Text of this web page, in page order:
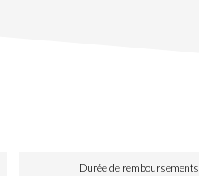
Durée de remboursements